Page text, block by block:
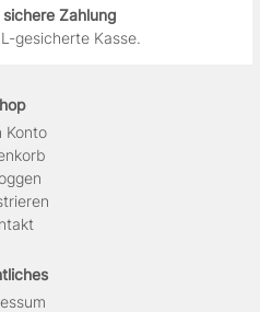
sichere Zahlung
gesicherte Kasse.
Konto